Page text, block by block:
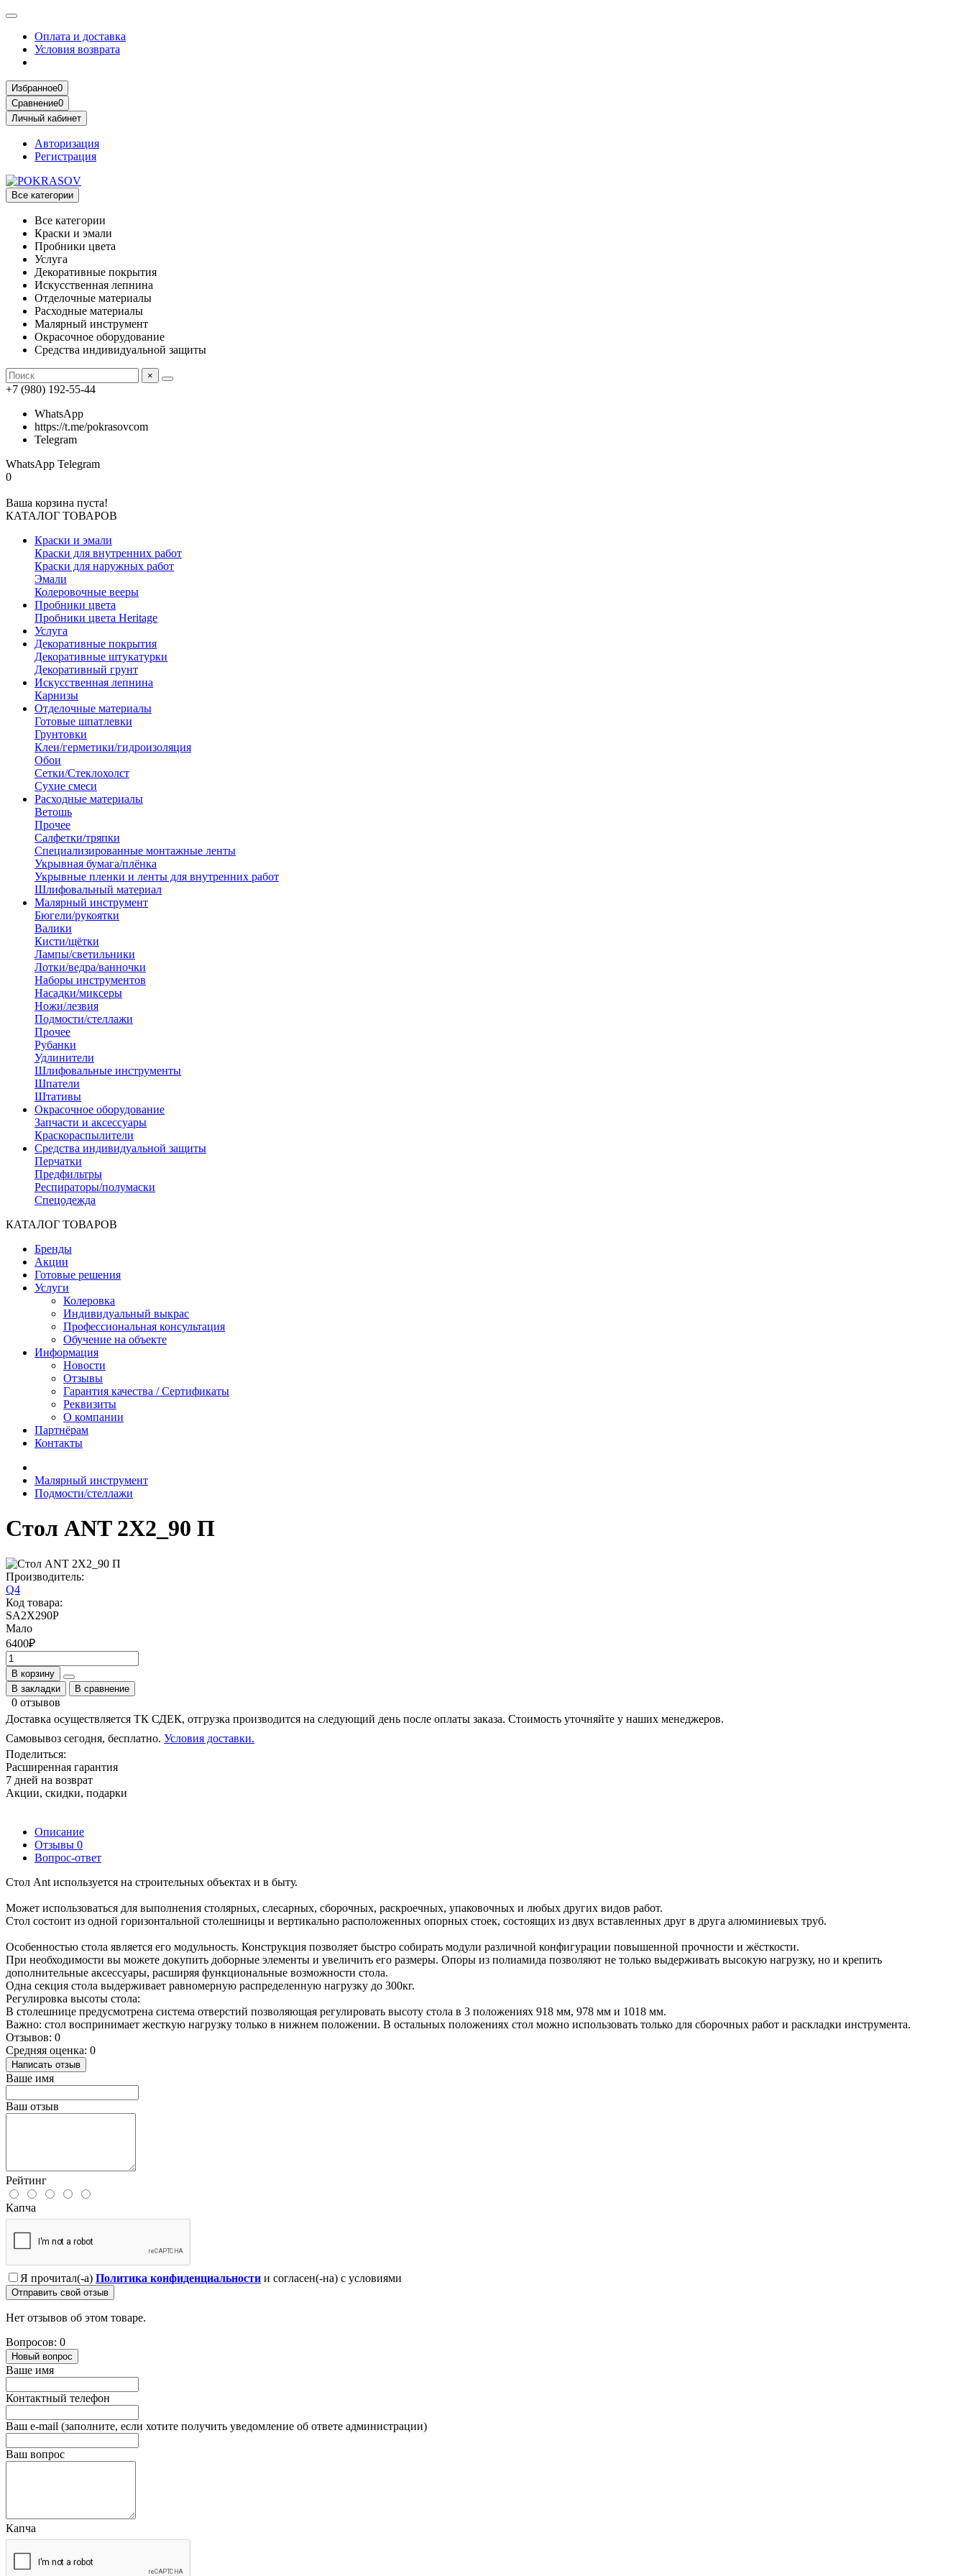
Оплата и доставка
Условия возврата
Избранное0
Сравнение0
Личный кабинет
Авторизация
Регистрация
Все категории
Все категории
Краски и эмали
Пробники цвета
Услуга
Декоративные покрытия
Искусственная лепнина
Отделочные материалы
Расходные материалы
Малярный инструмент
Окрасочное оборудование
Средства индивидуальной защиты
×
+7 (980) 192-55-44
WhatsApp
https://t.me/pokrasovcom
Telegram
WhatsApp Telegram
0
Ваша корзина пуста!
КАТАЛОГ ТОВАРОВ
Краски и эмали
Краски для внутренних работ
Краски для наружных работ
Эмали
Колеровочные вееры
Пробники цвета
Пробники цвета Heritage
Услуга
Декоративные покрытия
Декоративные штукатурки
Декоративный грунт
Искусственная лепнина
Карнизы
Отделочные материалы
Готовые шпатлевки
Грунтовки
Клеи/герметики/гидроизоляция
Обои
Сетки/Стеклохолст
Сухие смеси
Расходные материалы
Ветошь
Прочее
Салфетки/тряпки
Специализированные монтажные ленты
Укрывная бумага/плёнка
Укрывные пленки и ленты для внутренних работ
Шлифовальный материал
Малярный инструмент
Бюгели/рукоятки
Валики
Кисти/щётки
Лампы/светильники
Лотки/ведра/ванночки
Наборы инструментов
Насадки/миксеры
Ножи/лезвия
Подмости/стеллажи
Прочее
Рубанки
Удлинители
Шлифовальные инструменты
Шпатели
Штативы
Окрасочное оборудование
Запчасти и аксессуары
Краскораспылители
Средства индивидуальной защиты
Перчатки
Предфильтры
Респираторы/полумаски
Спецодежда
КАТАЛОГ ТОВАРОВ
Бренды
Акции
Готовые решения
Услуги
Колеровка
Индивидуальный выкрас
Профессиональная консультация
Обучение на объекте
Информация
Новости
Отзывы
Гарантия качества / Сертификаты
Реквизиты
О компании
Партнёрам
Контакты
Малярный инструмент
Подмости/стеллажи
Стол ANT 2Х2_90 П
Производитель:
Q4
Код товара:
SA2X290P
Мало
6400₽
В корзину
В закладки
В сравнение
0 отзывов
Доставка осуществляется ТК СДЕК, отгрузка производится на следующий день после оплаты заказа. Стоимость уточняйте у наших менеджеров.
Самовывоз сегодня, бесплатно. Условия доставки.
Поделиться:
Расширенная гарантия
7 дней на возврат
Акции, скидки, подарки
Описание
Отзывы 0
Вопрос-ответ
Стол Ant используется на строительных объектах и в быту.
Может использоваться для выполнения столярных, слесарных, сборочных, раскроечных, упаковочных и любых других видов работ.
Стол состоит из одной горизонтальной столешницы и вертикально расположенных опорных стоек, состоящих из двух вставленных друг в друга алюминиевых труб.
Особенностью стола является его модульность. Конструкция позволяет быстро собирать модули различной конфигурации повышенной прочности и жёсткости.
При необходимости вы можете докупить доборные элементы и увеличить его размеры. Опоры из полиамида позволяют не только выдерживать высокую нагрузку, но и крепить
дополнительные аксессуары, расширяя функциональные возможности стола.
Одна секция стола выдерживает равномерную распределенную нагрузку до 300кг.
Регулировка высоты стола:
В столешнице предусмотрена система отверстий позволяющая регулировать высоту стола в 3 положениях 918 мм, 978 мм и 1018 мм.
Важно: стол воспринимает жесткую нагрузку только в нижнем положении. В остальных положениях стол можно использовать только для сборочных работ и раскладки инструмента.
Отзывов: 0
Средняя оценка: 0
Написать отзыв
Ваше имя
Ваш отзыв
Рейтинг
Капча
Я прочитал(-а) Политика конфиденциальности и согласен(-на) с условиями
Отправить свой отзыв
Нет отзывов об этом товаре.
Вопросов: 0
Новый вопрос
Ваше имя
Контактный телефон
Ваш e-mail (заполните, если хотите получить уведомление об ответе администрации)
Ваш вопрос
Капча